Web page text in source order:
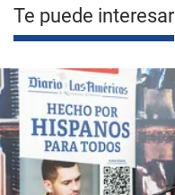
Te puede interesar